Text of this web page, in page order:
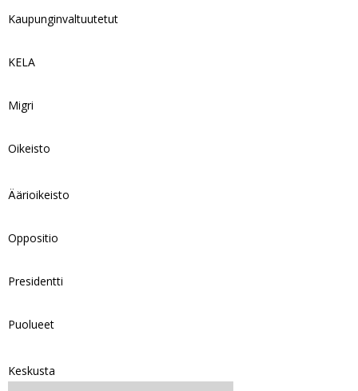
Kaupunginvaltuutetut
KELA
Migri
Oikeisto
Äärioikeisto
Oppositio
Presidentti
Puolueet
Keskusta